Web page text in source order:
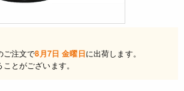
ご注文で8月7日 金曜日に出荷します。
とがございます。